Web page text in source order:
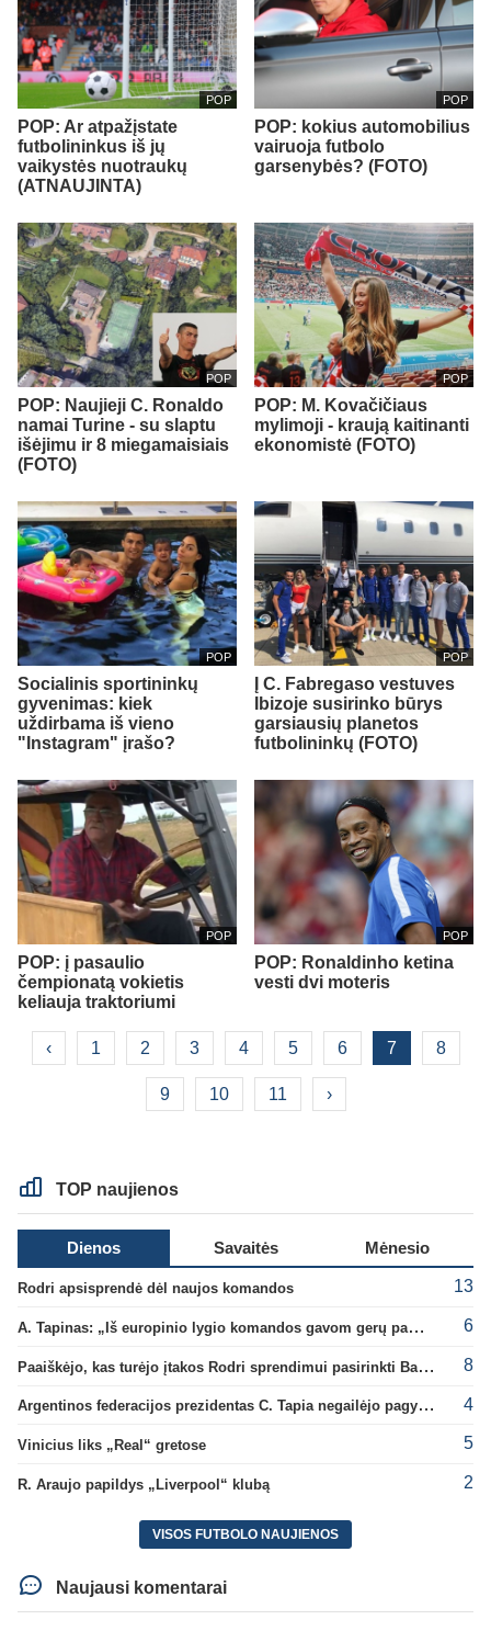
POP
POP: Ar atpažįstate
futbolininkus iš jų
vaikystės nuotraukų
(ATNAUJINTA)
POP
POP: kokius automobilius
vairuoja futbolo
garsenybės? (FOTO)
POP
POP: Naujieji C. Ronaldo
namai Turine - su slaptu
išėjimu ir 8 miegamaisiais
(FOTO)
POP
POP: M. Kovačičiaus
mylimoji - kraują kaitinanti
ekonomistė (FOTO)
POP
Socialinis sportininkų
gyvenimas: kiek
uždirbama iš vieno
"Instagram" įrašo?
POP
Į C. Fabregaso vestuves
Ibizoje susirinko būrys
garsiausių planetos
futbolininkų (FOTO)
POP
POP: į pasaulio
čempionatą vokietis
keliauja traktoriumi
POP
POP: Ronaldinho ketina
vesti dvi moteris
‹ 1 2 3 4 5 6 7 8
9 10 11 ›
TOP naujienos
Dienos Savaitės Mėnesio
Rodri apsisprendė dėl naujos komandos 13
A. Tapinas: „Iš europinio lygio komandos gavom gerų pamokų“ 6
Paaiškėjo, kas turėjo įtakos Rodri sprendimui pasirinkti Barselonos pusę 8
Argentinos federacijos prezidentas C. Tapia negailėjo pagyrų G. Infantino 4
Vinicius liks „Real“ gretose 5
R. Araujo papildys „Liverpool“ klubą 2
VISOS FUTBOLO NAUJIENOS
Naujausi komentarai